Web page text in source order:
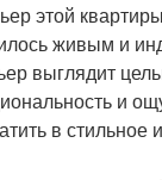
этой
живым и
выглядит
и
в